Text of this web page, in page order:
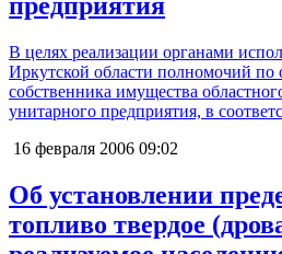
В целях реализации органами
Иркутской области полномочий по
собственника имущества
унитарного предприятия, в
16 февраля 2006 09:02
Об установлении
топливо твердое